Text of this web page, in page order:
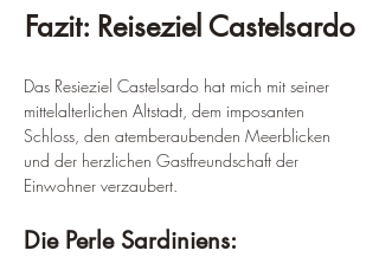
Fazit: Reiseziel Castelsardo
Das Resieziel Castelsardo hat mich mit seiner
mittelalterlichen Altstadt, dem imposanten
Schloss, den atemberaubenden Meerblicken
und der herzlichen Gastfreundschaft der
Einwohner verzaubert.
Die Perle Sardiniens: